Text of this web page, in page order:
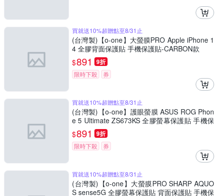
買就送10%超贈點至8/31止
(台灣製)【o-one】大螢膜PRO Apple iPhone 1
4 全膠背面保護貼 手機保護貼-CARBON款
$891 9折
限時下殺 券
買就送10%超贈點至8/31止
(台灣製)【o-one】護眼螢膜 ASUS ROG Phon
e 5 Ultimate ZS673KS 全膠螢幕保護貼 手機保
護貼
$891 9折
限時下殺 券
買就送10%超贈點至8/31止
(台灣製)【o-one】大螢膜PRO SHARP AQUO
S sense5G 全膠螢幕保護貼 背面保護貼 手機保